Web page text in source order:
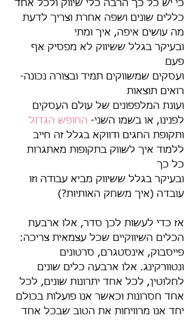
כי יש כל כך הרבה כלי שיווק ולכל אחד
כללים שונים ושפה אחרת וצריך לדעת
מה עושים איפה, איך ומתי
ובעיקר בגלל ששיווק לא מפסיק אף
פעם
ועסקים שמשווקים תמיד ובצורה נכונה-
רואים תוצאות
ועונת המלפפונים של עולם העסקים
לפנינו, או בשמו השני- החופש הגדול
ותקופת החגים ודווקא בגלל זה חייב
ללמוד איך לשווק בתקופות מאתגרות
כל כך
ובעיקר בגלל ששיווק מביא עבודה וזו
עובדה (איך משחק האותיות?)
אז כדי לעשות לכן סדר, אלו ארבעת
הכלים השיווקיים שכל עצמאית צריכה:
פייסבוק, אינסטגרם, סרטונים
ונטוורקינג. אלו ארבעה כלים שונים
לחלוטין, לכל אחד יתרונות שונים, לכל
אחד חסרונות וכאשר אנו פועלות בכולם
יחד אנו מרוויחות את הטוב שבכל אחד